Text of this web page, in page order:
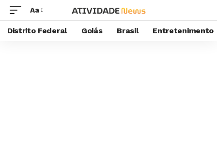
Aa
Distrito Federal Goiás Brasil Entretenimento